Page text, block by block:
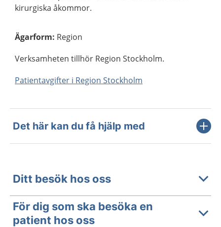
kirurgiska åkommor.
Ägarform: Region
Verksamheten tillhör Region Stockholm.
Patientavgifter i Region Stockholm
Det här kan du få hjälp med
Ditt besök hos oss
För dig som ska besöka en
patient hos oss